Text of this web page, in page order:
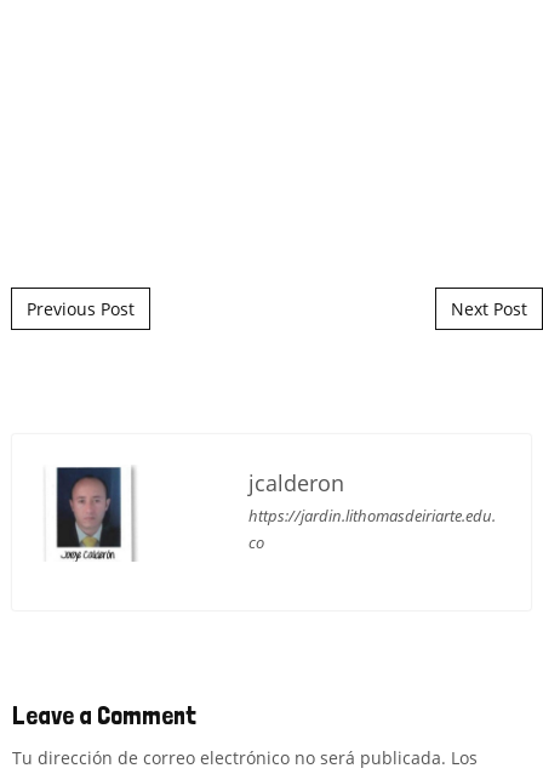
Post navigation
Previous Post Next Post
jcalderon
https://jardin.lithomasdeiriarte.edu.
co
Leave a Comment
Tu dirección de correo electrónico no será publicada. Los